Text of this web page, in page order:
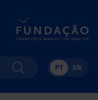
PT EN